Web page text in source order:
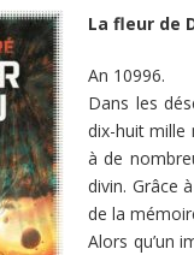
La fleur de
An 10996.
Dans les
dix-huit mille
à de
divin. Grâce
de la
Alors qu’un